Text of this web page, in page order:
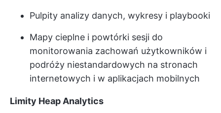
Pulpity analizy danych, wykresy i playbooki
Mapy cieplne i powtórki sesji do
monitorowania zachowań użytkowników i
podróży niestandardowych na stronach
internetowych i w aplikacjach mobilnych
Limity Heap Analytics